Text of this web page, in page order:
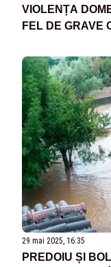
VIOLENȚA
FEL DE GRAVE
29 mai 2025, 16:35
PREDOIU ȘI